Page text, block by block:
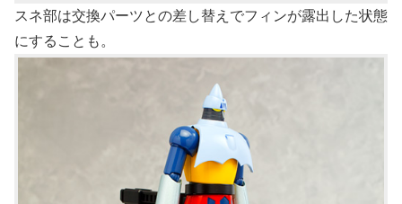
スネ部は交換パーツとの差し替えでフィンが露出した状態
にすることも。